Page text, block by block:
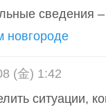
сведения
новгороде
(金) 1:42
ситуации,